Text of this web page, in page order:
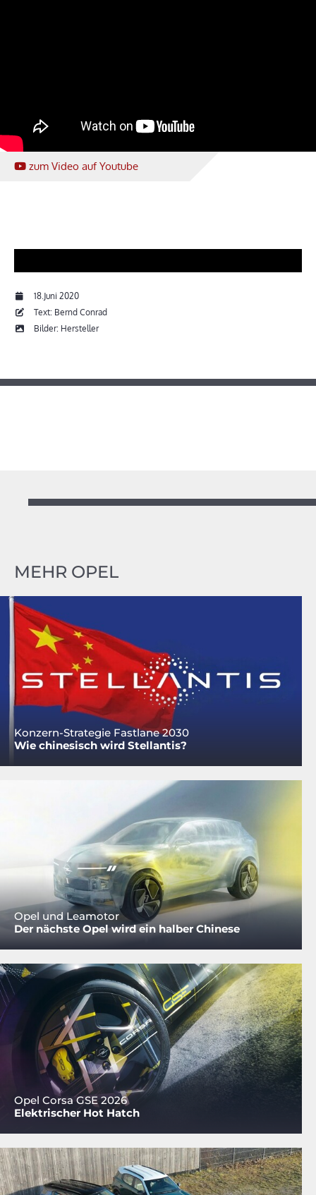
zum Video auf Youtube
18.Juni 2020
Text: Bernd Conrad
Bilder: Hersteller
MEHR OPEL
Konzern-Strategie Fastlane 2030
Wie chinesisch wird Stellantis?
Opel und Leamotor
Der nächste Opel wird ein halber Chinese
Opel Corsa GSE 2026
Elektrischer Hot Hatch